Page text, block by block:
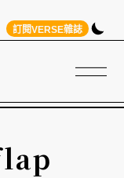
訂閱VERSE雜誌